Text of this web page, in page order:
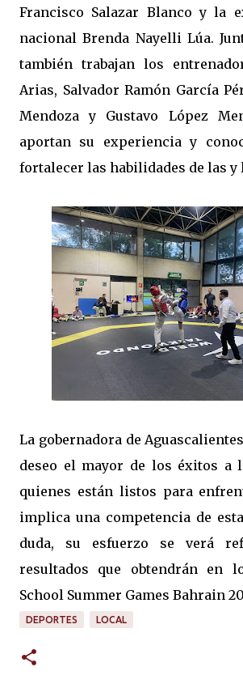
Francisco Salazar Blanco y la
nacional Brenda Nayelli Lúa.
también trabajan los
Arias, Salvador Ramón García
Mendoza y Gustavo López
aportan su experiencia y
fortalecer las habilidades de las y
La gobernadora de
deseo el mayor de los éxitos a
quienes están listos para
implica una competencia de
duda, su esfuerzo se verá
resultados que obtendrán en
School Summer Games Bahrain
DEPORTES LOCAL